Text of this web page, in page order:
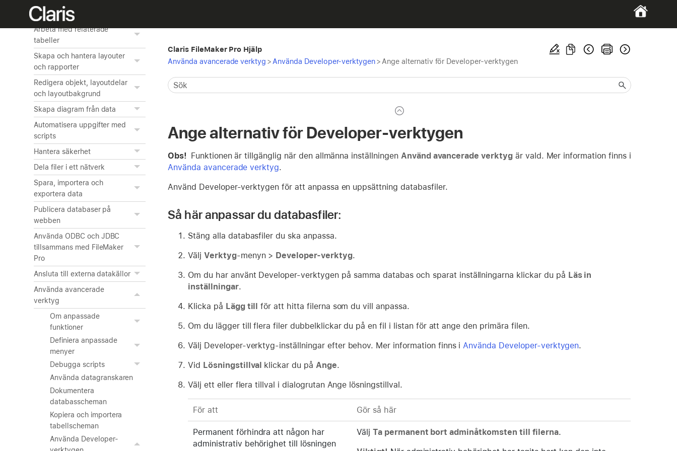
Skapa en anpassad app
Arbeta med relaterade
tabeller
Skapa och hantera layouter
och rapporter
Redigera objekt, layoutdelar
och layoutbakgrund
Skapa diagram från data
Automatisera uppgifter med
scripts
Hantera säkerhet
Dela filer i ett nätverk
Spara, importera och
exportera data
Publicera databaser på
webben
Använda ODBC och JDBC
tillsammans med FileMaker
Pro
Ansluta till externa datakällor
Använda avancerade
verktyg
Om anpassade
funktioner
Definiera anpassade
menyer
Debugga scripts
Använda datagranskaren
Dokumentera
databasscheman
Kopiera och importera
tabellscheman
Använda Developer-
Claris FileMaker Pro Hjälp
Använda avancerade verktyg > Använda Developer-verktygen> Ange alternativ för Developer-verktygen
Ange alternativ för Developer-verktygen
Obs! Funktionen är tillgänglig när den allmänna inställningen Använd avancerade verktygär vald. Mer information finns i
Använda avancerade verktyg.
Använd Developer-verktygen för att anpassa en uppsättning databasfiler.
Så här anpassar du databasfiler:
Stäng alla databasfiler du ska anpassa.
Välj Verktyg-menyn > Developer-verktyg.
Om du har använt Developer-verktygen på samma databas och sparat inställningarna klickar du på Läs in
inställningar.
Klicka på Lägg till för att hitta filerna som du vill anpassa.
Om du lägger till flera filer dubbelklickar du på en fil i listan för att ange den primära filen.
Välj Developer-verktyg-inställningar efter behov. Mer information finns iAnvända Developer-verktygen.
Vid Lösningstillval klickar du på Ange.
Välj ett eller flera tillval i dialogrutan Ange lösningstillval.
För att Gör så här
Permanent förhindra att någon har
administrativ behörighet till lösningen
Välj Ta permanent bort adminåtkomsten till filerna.